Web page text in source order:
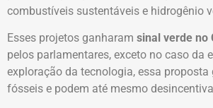
combustíveis sustentáveis e hidrogênio
Esses projetos ganharam sinal verde no
pelos parlamentares, exceto no caso
exploração da tecnologia, essa
fósseis e podem até mesmo